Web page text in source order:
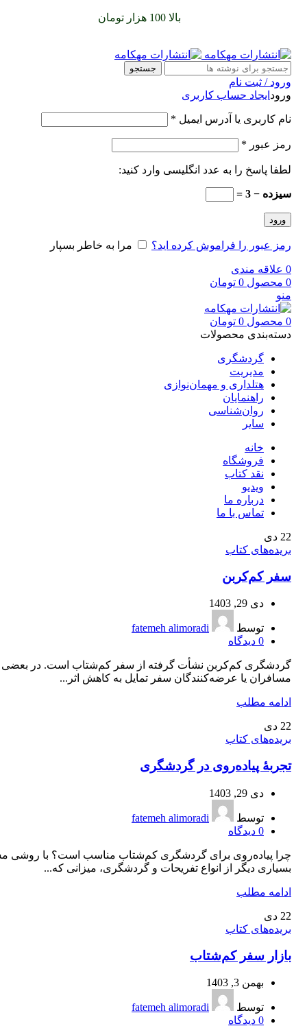
بالا 100 هزار تومان
جستجو
ورود / ثبت نام
ورود ایجاد حساب کاربری
نام کاربری یا آدرس ایمیل *
رمز عبور *
لطفا پاسخ را به عدد انگلیسی وارد کنید:
سیزده − 3 =
ورود
رمز عبور را فراموش کرده اید؟ مرا به خاطر بسپار
0 علاقه مندی
0 محصول 0 تومان
منو
0 محصول 0 تومان
دسته‌بندی محصولات
گردشگری
مدیریت
هتلداری و مهمان‌نوازی
راهنمایان
روان‌شناسی
سایر
خانه
فروشگاه
نقد کتاب
ویدیو
درباره‌ ما
تماس با ما
22 دی
بریده‌های کتاب
سفر کم‌کربن
دی 29, 1403
توسط
fatemeh alimoradi
0 دیدگاه
گردشگری کم‌کربن نشأت گرفته از سفر کم‌شتاب است. در بعضی
مسافران یا عرضه‌کنندگان سفر تمایل به کاهش اثر...
ادامه مطلب
22 دی
بریده‌های کتاب
تجربۀ پیاده‌روی در گردشگری
دی 29, 1403
توسط
fatemeh alimoradi
0 دیدگاه
چرا پیاده‌روی برای گردشگری کم‌شتاب مناسب است؟ با روشی
بسیاری دیگر از انواع تفریحات و گردشگری، میزانی که...
ادامه مطلب
22 دی
بریده‌های کتاب
بازار سفر کم‌شتاب
بهمن 3, 1403
توسط
fatemeh alimoradi
0 دیدگاه